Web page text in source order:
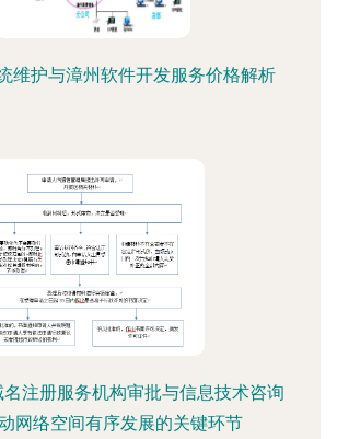
维护与漳州软件开发服务价格解析
注册服务机构审批与信息技术咨询
网络空间有序发展的关键环节